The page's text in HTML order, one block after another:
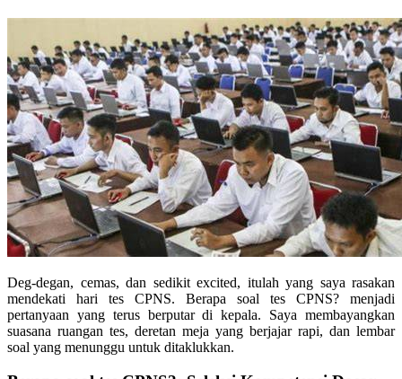
Deg-degan, cemas, dan sedikit excited, itulah yang saya rasakan
mendekati hari tes CPNS. Berapa soal tes CPNS? menjadi
pertanyaan yang terus berputar di kepala. Saya membayangkan
suasana ruangan tes, deretan meja yang berjajar rapi, dan lembar
soal yang menunggu untuk ditaklukkan.